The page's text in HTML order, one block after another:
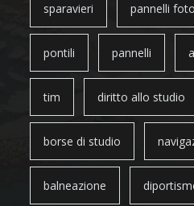
sparavieri pannelli
pontili pannelli
tim diritto allo studio
borse di studio
balneazione